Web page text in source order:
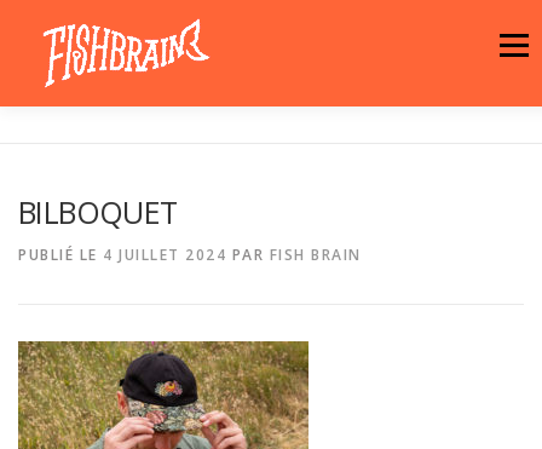
contenu
Menu
LA BOUTIQUE
BILBOQUET
PUBLIÉ LE 4 JUILLET 2024 PAR FISH BRAIN